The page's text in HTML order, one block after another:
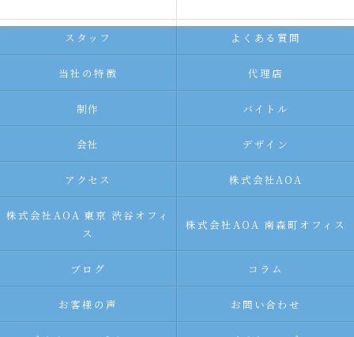
スタッフ よくある質問
当社の特徴 代理店
制作 バイトル
会社 デザイン
アクセス 株式会社AOA
株式会社AOA 東京 渋谷オフィ
ス
株式会社AOA 南森町オフィス
ブログ コラム
お客様の声 お問い合わせ